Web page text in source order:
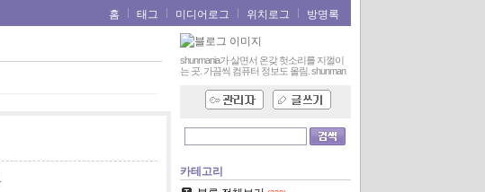
홈 태그 미디어로그 위치로그 방명록
shunmania가 살면서 온갖 헛소리를 지껄이
는 곳. 가끔씩 컴퓨터 정보도 올림. shunman
카테고리